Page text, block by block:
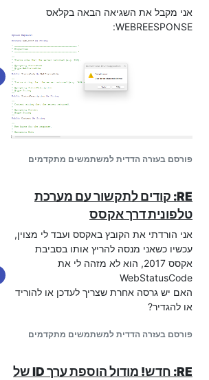
אני מקבל את השגיאה הבאה בקלאס
WEBREESPONSE:
פורסם בעזרה הדדית למשתמשים מתקדמים
RE: קודים לתקשור עם מערכת
טלפונית דרך אקסס
אני הורדתי את הקובץ באקסס ועבד לי מצוין,
עכשיו כשאני מנסה להריץ אותו בסביבת
אקסס 2017, הוא לא מזהה לי את
WebStatusCode
האם יש גרסה אחרת שצריך לעדכן או להוריד
או להגדיר?
פורסם בעזרה הדדית למשתמשים מתקדמים
RE: חדש! מודול הוספת ערך ID של